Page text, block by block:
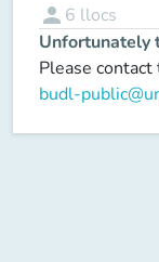
person 6 llocs
Unfortunately
Please
budl-